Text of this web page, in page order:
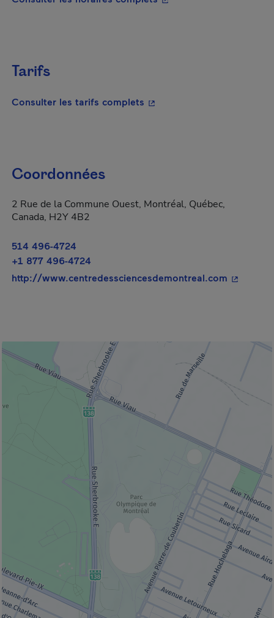
Tarifs
Consulter les tarifs complets - Cet hyperlien s'ouvrira
Coordonnées
2 Rue de la Commune Ouest, Montréal, Québec,
Canada, H2Y 4B2
514 496-4724
+1 877 496-4724
http://www.centredessciencesdemontreal.com - Cet